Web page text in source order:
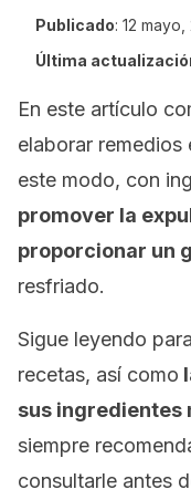
Publicado: 12 mayo,
Última
En este artículo
elaborar
este modo, con
promover la
proporcionar un
resfriado.
Sigue leyendo
recetas, así como
sus ingredientes
siempre
consultarle antes